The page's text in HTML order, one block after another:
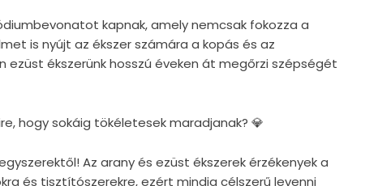
kapnak, amely nemcsak fokozza a
is nyújt az ékszer számára a kopás és az
ezüst ékszerünk hosszú éveken át megőrzi szépségét
hogy sokáig tökéletesek maradjanak? 💎
Az arany és ezüst ékszerek érzékenyek a
és tisztítószerekre, ezért mindig célszerű levenni